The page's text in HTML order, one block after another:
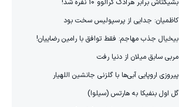
بشیکتاش برابر هرادک کرالوو 10 نفره شد!
کاظمیان: جدایی از پرسپولیس سخت بود
بیخیال جذب مهاجم: فقط توافق با رامین رضاییان!
مربی سابق میلان از دنیا رفت
پیروزی اروپایی آبی‌ها با گلزنی جانشین اللهیار
گل اول بنفیکا به هارتس (سیلوا)